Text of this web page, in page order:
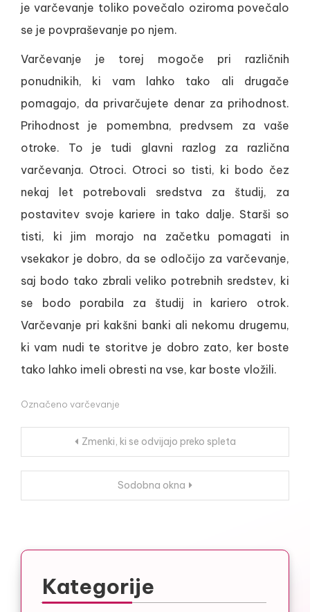
je varčevanje toliko povečalo oziroma povečalo
se je povpraševanje po njem.
Varčevanje je torej mogoče pri različnih
ponudnikih, ki vam lahko tako ali drugače
pomagajo, da privarčujete denar za prihodnost.
Prihodnost je pomembna, predvsem za vaše
otroke. To je tudi glavni razlog za različna
varčevanja. Otroci. Otroci so tisti, ki bodo čez
nekaj let potrebovali sredstva za študij, za
postavitev svoje kariere in tako dalje. Starši so
tisti, ki jim morajo na začetku pomagati in
vsekakor je dobro, da se odločijo za varčevanje,
saj bodo tako zbrali veliko potrebnih sredstev, ki
se bodo porabila za študij in kariero otrok.
Varčevanje pri kakšni banki ali nekomu drugemu,
ki vam nudi te storitve je dobro zato, ker boste
tako lahko imeli obresti na vse, kar boste vložili.
Označeno varčevanje
Navigacija
prispevka
Zmenki, ki se odvijajo preko spleta
Sodobna okna
Kategorije